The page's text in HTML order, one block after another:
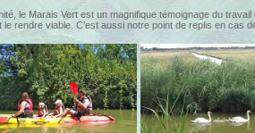
le Marais Vert est un magnifique témoignage du
le rendre viable. C’est aussi notre point de replis en cas